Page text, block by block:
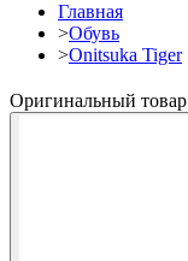
Главная
>Обувь
>Onitsuka Tiger
Оригинальный товар